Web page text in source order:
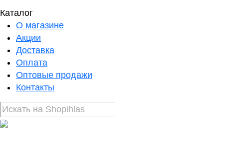
Каталог
О магазине
Акции
Доставка
Оплата
Оптовые продажи
Контакты